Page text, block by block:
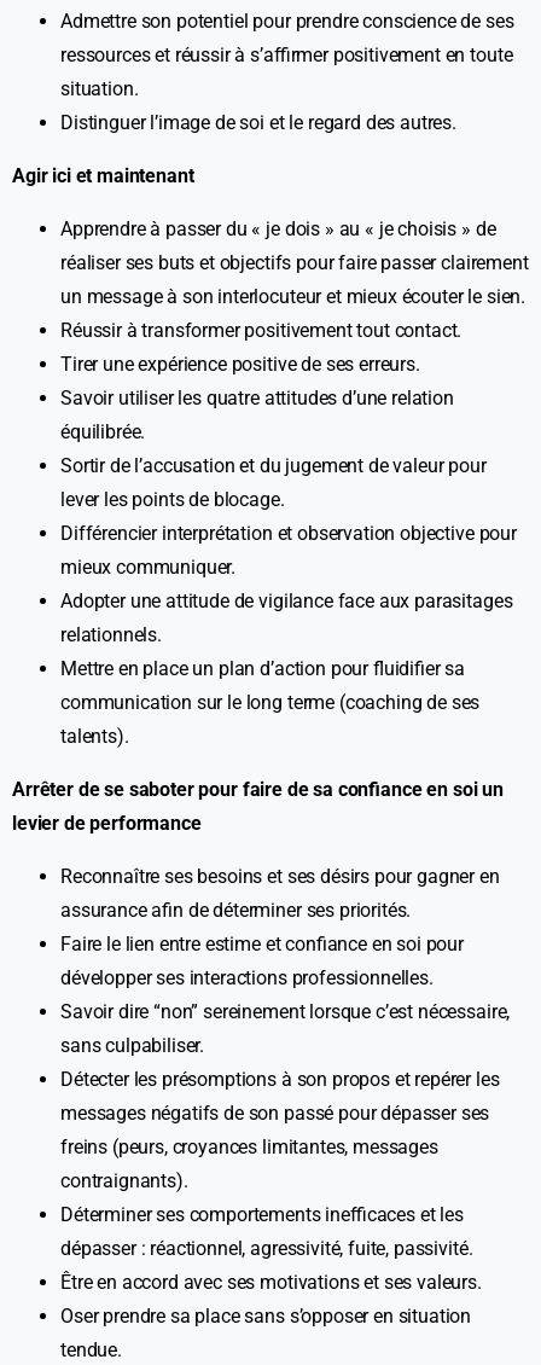
Admettre son potentiel pour prendre conscience de ses
ressources et réussir à s’affirmer positivement en toute
situation.
Distinguer l’image de soi et le regard des autres.
Agir ici et maintenant
Apprendre à passer du « je dois » au « je choisis » de
réaliser ses buts et objectifs pour faire passer clairement
un message à son interlocuteur et mieux écouter le sien.
Réussir à transformer positivement tout contact.
Tirer une expérience positive de ses erreurs.
Savoir utiliser les quatre attitudes d’une relation
équilibrée.
Sortir de l’accusation et du jugement de valeur pour
lever les points de blocage.
Différencier interprétation et observation objective pour
mieux communiquer.
Adopter une attitude de vigilance face aux parasitages
relationnels.
Mettre en place un plan d’action pour fluidifier sa
communication sur le long terme (coaching de ses
talents).
Arrêter de se saboter pour faire de sa confiance en soi un
levier de performance
Reconnaître ses besoins et ses désirs pour gagner en
assurance afin de déterminer ses priorités.
Faire le lien entre estime et confiance en soi pour
développer ses interactions professionnelles.
Savoir dire “non” sereinement lorsque c’est nécessaire,
sans culpabiliser.
Détecter les présomptions à son propos et repérer les
messages négatifs de son passé pour dépasser ses
freins (peurs, croyances limitantes, messages
contraignants).
Déterminer ses comportements inefficaces et les
dépasser : réactionnel, agressivité, fuite, passivité.
Être en accord avec ses motivations et ses valeurs.
Oser prendre sa place sans s’opposer en situation
tendue.